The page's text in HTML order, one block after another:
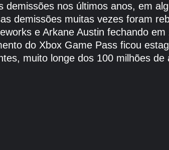
nos últimos anos, em
demissões muitas vezes foram
e Arkane Austin fechando
do Xbox Game Pass ficou
muito longe dos 100 milhões